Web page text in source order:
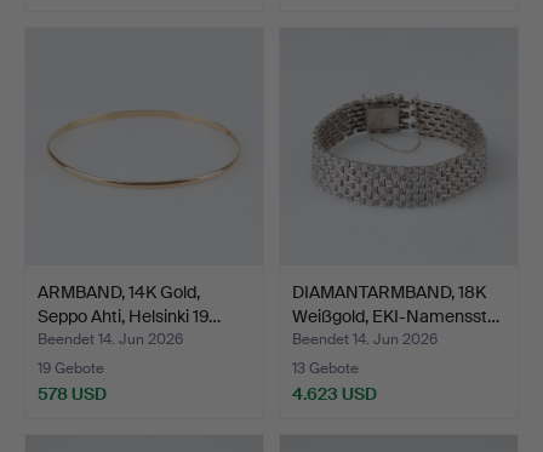
ARMBAND, 14K Gold,
Seppo Ahti, Helsinki 19…
Beendet 14. Jun 2026
19 Gebote
578 USD
DIAMANTARMBAND, 18K
Weißgold, EKI-Namensst…
Beendet 14. Jun 2026
13 Gebote
4.623 USD